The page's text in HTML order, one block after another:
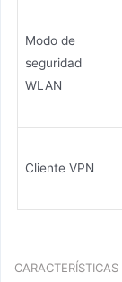
Modo de
seguridad
WLAN
Cliente VPN